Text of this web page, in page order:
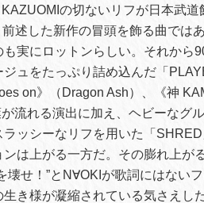
の切ないリフが日本武道
述した新作の冒頭を飾る曲ではあ
実にロットンらしい。それから
ュをたっぷり詰め込んだ「
on》（Dragon Ash）、《神
流れる演出に加え、ヘビーなグ
ッシーなリフを用いた「
は上がる一方だ。その膨れ上が
壊せ！”とN∀OKIが歌詞にはない
き様が凝縮されている気さえした